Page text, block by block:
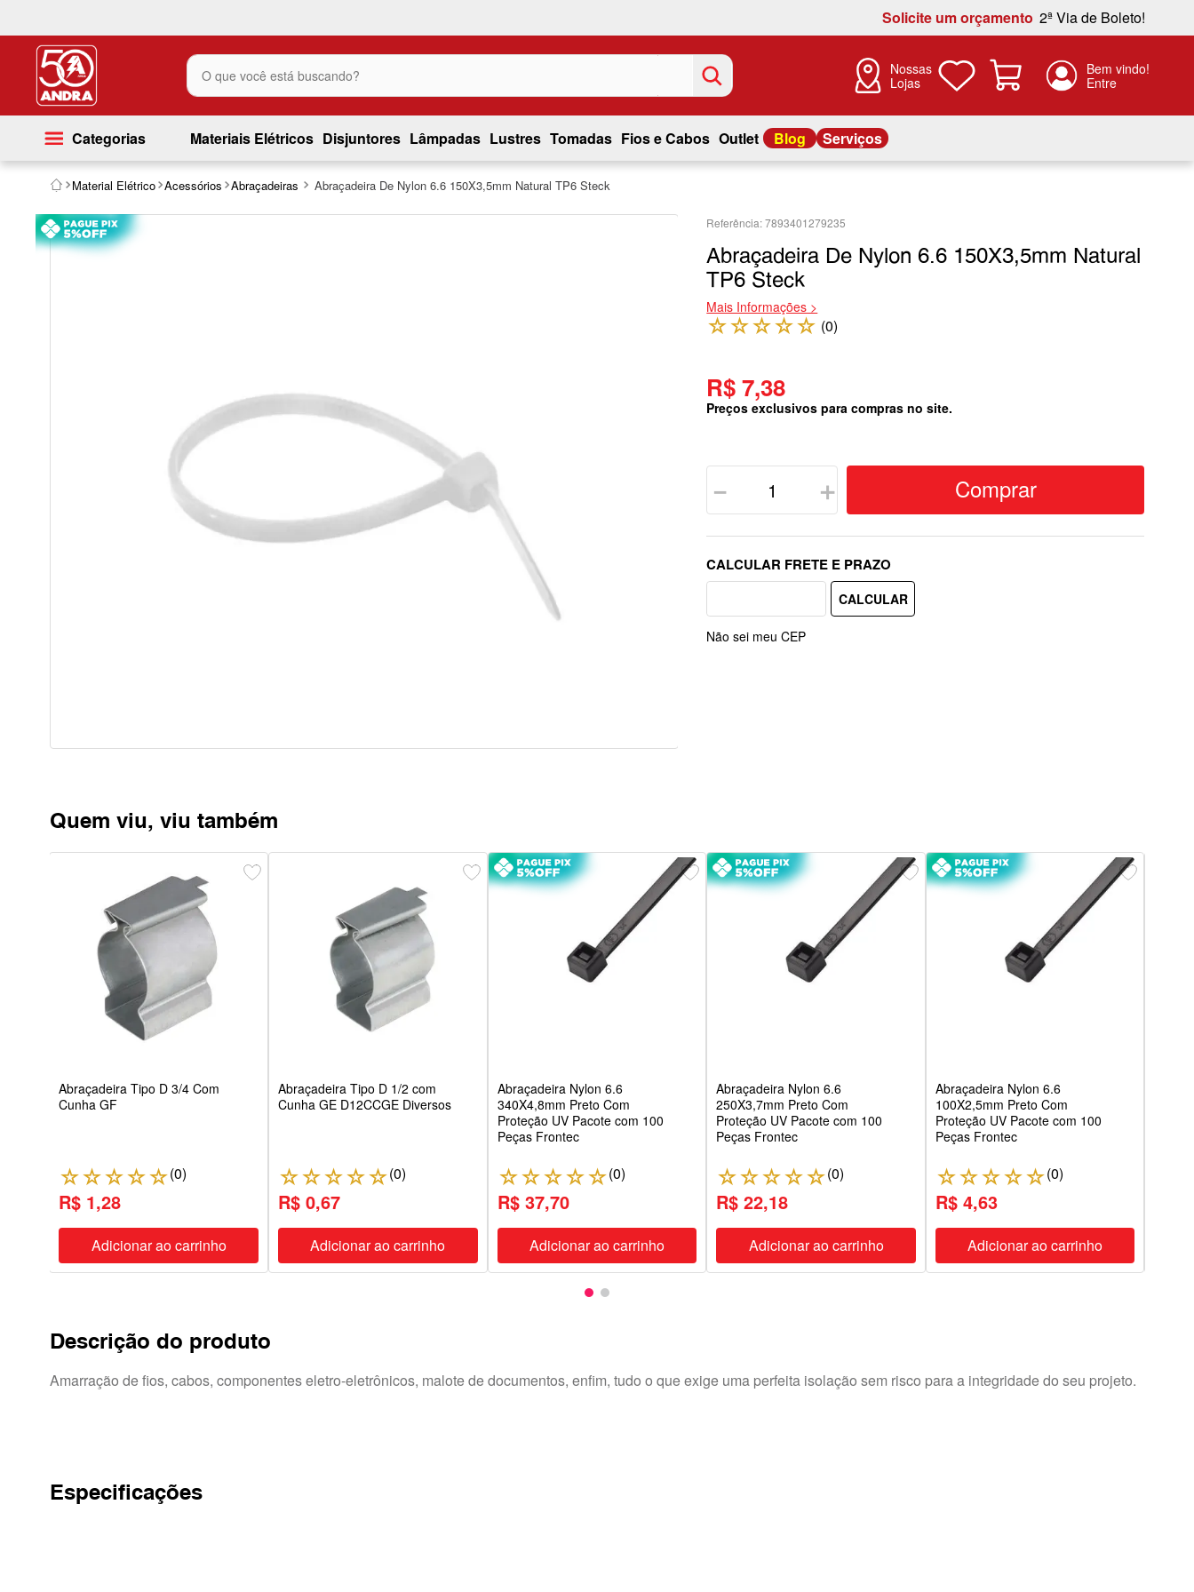
Solicite um orçamento 2ª Via de Boleto!
O que você está buscando?
Nossas
Lojas
Categorias Materiais Elétricos Disjuntores Lâmpadas Lustres Tomadas Fios e Cabos Outlet Blog Serviços
Material Elétrico Acessórios Abraçadeiras Abraçadeira De Nylon 6.6 150X3,5mm Natural TP6 Steck
7893401279235
Abraçadeira De Nylon 6.6 150X3,5mm Natural
TP6 Steck
Mais Informações >
☆☆☆☆☆ (0)
R$ 7,38
Preços exclusivos para compras no site.
＋
－ Comprar
Não sei meu CEP
Quem viu, viu também
Abraçadeira Tipo D 3/4 Com
Cunha GF
☆☆☆☆☆(0)
R$ 1,28
Adicionar ao carrinho
Abraçadeira Tipo D 1/2 com
Cunha GE D12CCGE Diversos
☆☆☆☆☆(0)
R$ 0,67
Adicionar ao carrinho
Abraçadeira Nylon 6.6
340X4,8mm Preto Com
Proteção UV Pacote com 100
Peças Frontec
☆☆☆☆☆(0)
R$ 37,70
Adicionar ao carrinho
Abraçadeira Nylon 6.6
250X3,7mm Preto Com
Proteção UV Pacote com 100
Peças Frontec
☆☆☆☆☆(0)
R$ 22,18
Adicionar ao carrinho
Abraçadeira Nylon 6.6
100X2,5mm Preto Com
Proteção UV Pacote com 100
Peças Frontec
☆☆☆☆☆(0)
R$ 4,63
Adicionar ao carrinho
Descrição do produto
Amarração de fios, cabos, componentes eletro-eletrônicos, malote de documentos, enfim, tudo o que exige uma perfeita isolação sem risco para a integridade do seu projeto.
Especificações